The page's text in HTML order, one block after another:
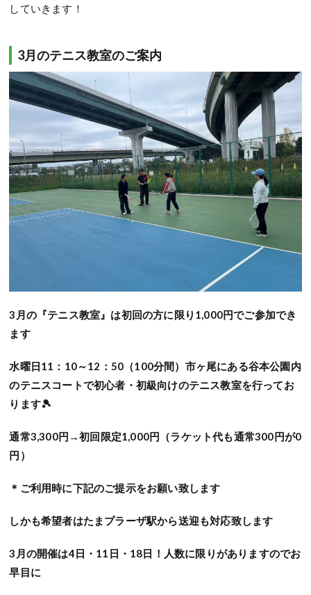
していきます！
3月のテニス教室のご案内
3月の『テニス教室』は初回の方に限り1,000円でご参加でき
ます
水曜日11：10～12：50（100分間）市ヶ尾にある谷本公園内
のテニスコートで初心者・初級向けのテニス教室を行ってお
ります🎾
通常3,300円→初回限定1,000円（ラケット代も通常300円が0
円）
＊ご利用時に下記のご提示をお願い致します
しかも希望者はたまプラーザ駅から送迎も対応致します
3月の開催は4日・11日・18日！人数に限りがありますのでお
早目に